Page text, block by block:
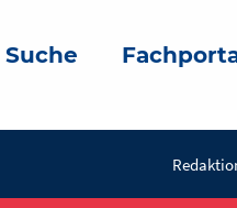
Suche